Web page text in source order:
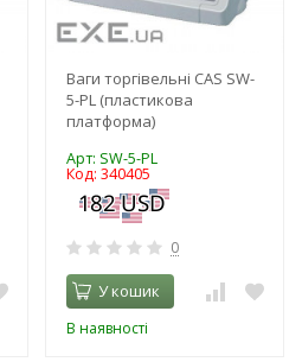
Ваги торгівельні CAS SW-
5-PL (пластикова
платформа)
Арт: SW-5-PL
Код: 340405
0
У кошик
В наявності